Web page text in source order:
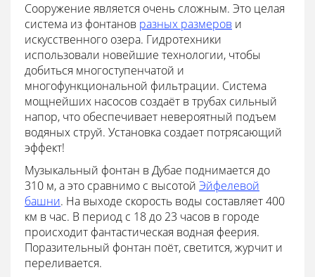
Сооружение является очень сложным. Это целая
система из фонтанов разных размеров и
искусственного озера. Гидротехники
использовали новейшие технологии, чтобы
добиться многоступенчатой и
многофункциональной фильтрации. Система
мощнейших насосов создаёт в трубах сильный
напор, что обеспечивает невероятный подъем
водяных струй. Установка создает потрясающий
эффект!
Музыкальный фонтан в Дубае поднимается до
310 м, а это сравнимо с высотой Эйфелевой
башни. На выходе скорость воды составляет 400
км в час. В период с 18 до 23 часов в городе
происходит фантастическая водная феерия.
Поразительный фонтан поёт, светится, журчит и
переливается.